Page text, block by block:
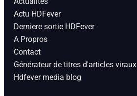
Actu HDFever
Derniere sortie HDFever
A Propros
Contact
Générateur de titres d'articles viraux
Hdfever media blog